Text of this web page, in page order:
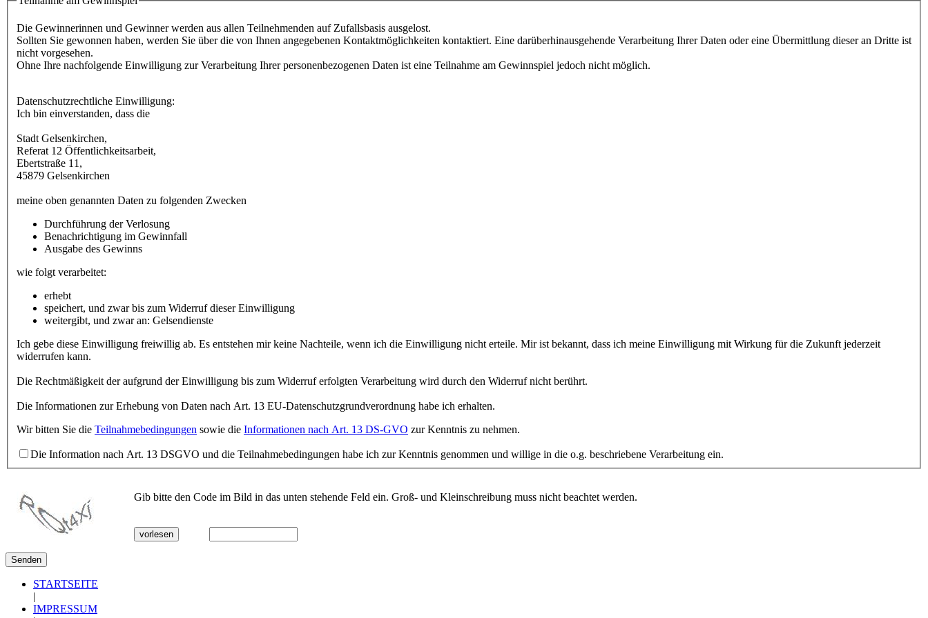
Die Gewinnerinnen und Gewinner werden aus allen Teilnehmenden auf Zufallsbasis ausgelost.
Sollten Sie gewonnen haben, werden Sie über die von Ihnen angegebenen Kontaktmöglichkeiten kontaktiert. Eine darüberhinausgehende Verarbeitung Ihrer Daten oder eine Übermittlung dieser an Dritte ist
nicht vorgesehen.
Ohne Ihre nachfolgende Einwilligung zur Verarbeitung Ihrer personenbezogenen Daten ist eine Teilnahme am Gewinnspiel jedoch nicht möglich.
Datenschutzrechtliche Einwilligung:
Ich bin einverstanden, dass die
Stadt Gelsenkirchen,
Referat 12 Öffentlichkeitsarbeit,
Ebertstraße 11,
45879 Gelsenkirchen
meine oben genannten Daten zu folgenden Zwecken
Durchführung der Verlosung
Benachrichtigung im Gewinnfall
Ausgabe des Gewinns
wie folgt verarbeitet:
erhebt
speichert, und zwar bis zum Widerruf dieser Einwilligung
weitergibt, und zwar an: Gelsendienste
Ich gebe diese Einwilligung freiwillig ab. Es entstehen mir keine Nachteile, wenn ich die Einwilligung nicht erteile. Mir ist bekannt, dass ich meine Einwilligung mit Wirkung für die Zukunft jederzeit
widerrufen kann.
Die Rechtmäßigkeit der aufgrund der Einwilligung bis zum Widerruf erfolgten Verarbeitung wird durch den Widerruf nicht berührt.
Die Informationen zur Erhebung von Daten nach Art. 13 EU-Datenschutzgrundverordnung habe ich erhalten.
Wir bitten Sie die Teilnahmebedingungen sowie die Informationen nach Art. 13 DS-GVO zur Kenntnis zu nehmen.
Die Information nach Art. 13 DSGVO und die Teilnahmebedingungen habe ich zur Kenntnis genommen und willige in die o.g. beschriebene Verarbeitung ein.
Gib bitte den Code im Bild in das unten stehende Feld ein. Groß- und Kleinschreibung muss nicht beachtet werden.
vorlesen
STARTSEITE
|
IMPRESSUM